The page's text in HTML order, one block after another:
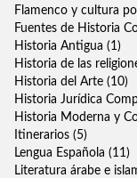
Biografías
Cine
Derecho
+ Ficción
+ Filosofía
Flamenco
Flamenco y cultura
Fuentes de Historia
Historia Antigua (1)
Historia de las
Historia del Arte (10)
Historia Jurídica
Historia Moderna y
Itinerarios (5)
Lengua Española (11)
Literatura árabe e